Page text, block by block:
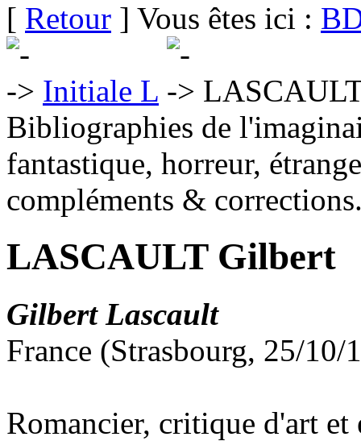
[ Retour ] Vous êtes ici :
Initiale L
Bibliographies de
fantastique, horreur,
compléments &
LASCAULT Gilbert
Gilbert Lascault
France (Strasbourg, 25/
Romancier, critique d'art et